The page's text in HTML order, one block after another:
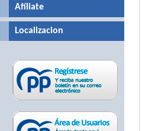
Afíliate
Localizacion